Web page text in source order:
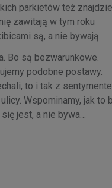
parkietów też
zawitają w tym roku
są, a nie bywają.
Bo są bezwarunkowe.
podobne postawy.
to i tak z
Wspominamy, jak to
jest, a nie bywa…